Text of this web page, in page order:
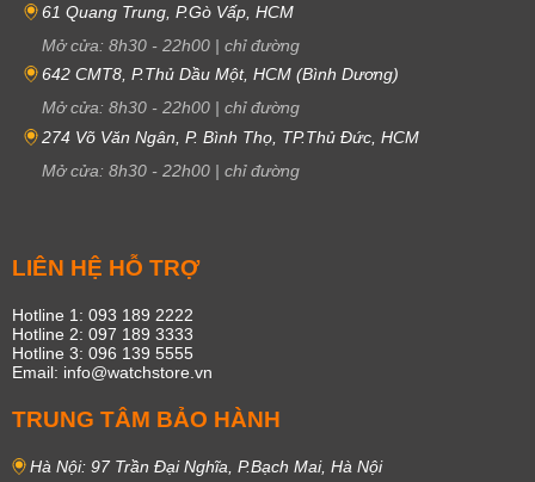
61 Quang Trung, P.Gò Vấp, HCM
Mở cửa: 8h30 - 22h00 | chỉ đường
642 CMT8, P.Thủ Dầu Một, HCM (Bình Dương)
Mở cửa: 8h30 - 22h00 | chỉ đường
274 Võ Văn Ngân, P. Bình Thọ, TP.Thủ Đức, HCM
Mở cửa: 8h30 - 22h00 | chỉ đường
LIÊN HỆ HỖ TRỢ
Hotline 1: 093 189 2222
Hotline 2: 097 189 3333
Hotline 3: 096 139 5555
Email: info@watchstore.vn
TRUNG TÂM BẢO HÀNH
Hà Nội: 97 Trần Đại Nghĩa, P.Bạch Mai, Hà Nội